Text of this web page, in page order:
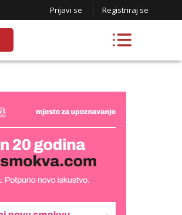
Prijavi se Registriraj se